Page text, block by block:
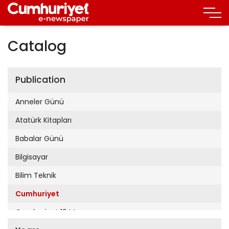
Catalog
Publication
Anneler Günü
Atatürk Kitapları
Babalar Günü
Bilgisayar
Bilim Teknik
Cumhuriyet
Cumhuriyet 19 Mayıs